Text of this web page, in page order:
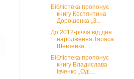
Бібліотека пропонує
книгу Костянтина
Дорошенка „З...
До 2012-річчя від дня
народження Тараса
Шевченка ...
Бібліотека пропонує
книгу Владислава
Івченко „Оді...